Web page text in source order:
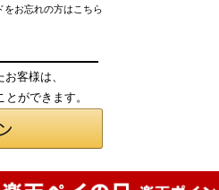
をお忘れの方はこちら
客様は、
ができます。